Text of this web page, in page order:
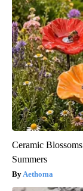
Ceramic
Summers
Aethoma